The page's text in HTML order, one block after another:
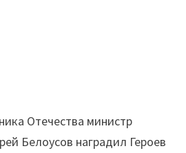
Отечества министр
Белоусов наградил Героев